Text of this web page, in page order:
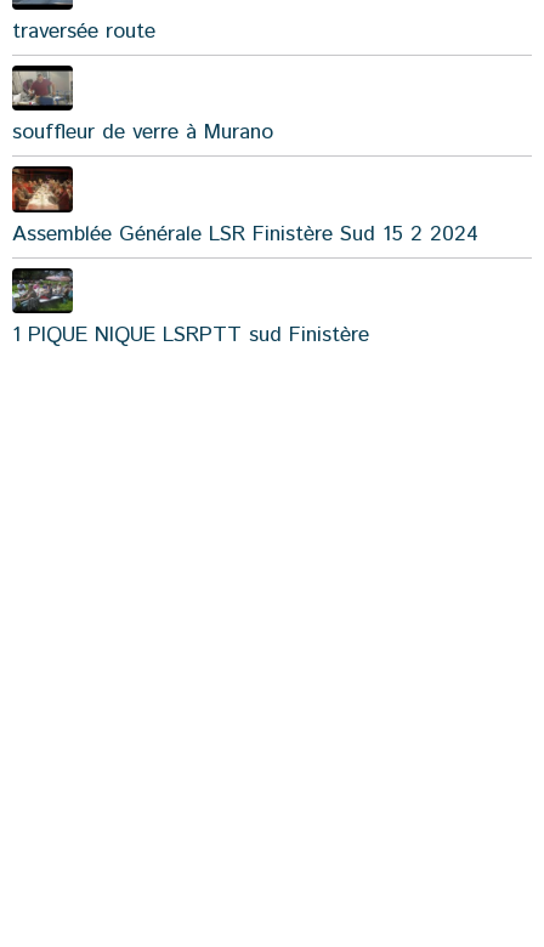
traversée route
souffleur de verre à Murano
Assemblée Générale LSR Finistère Sud 15 2 2024
1 PIQUE NIQUE LSRPTT sud Finistère